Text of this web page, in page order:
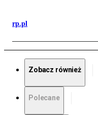
rp.pl
Zobacz również
Polecane